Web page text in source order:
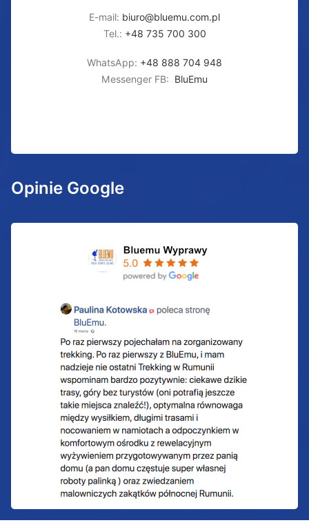
E-mail: biuro@bluemu.com.pl
Tel.: +48 735 700 300
WhatsApp: +48 888 704 948
Messenger FB: BluEmu
Opinie Google